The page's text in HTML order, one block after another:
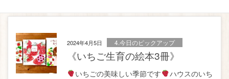
2024年4月5日 4.今日のピックアップ
《いちご生育の絵本3冊》
いちごの美味しい季節です
ハウスのいち